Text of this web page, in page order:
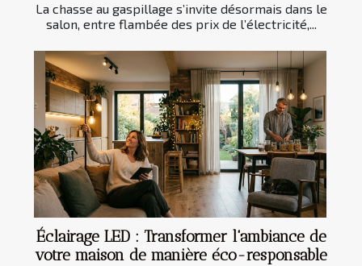
La chasse au gaspillage s’invite désormais dans le
salon, entre flambée des prix de l’électricité,...
Éclairage LED : Transformer l'ambiance de
votre maison de manière éco-responsable